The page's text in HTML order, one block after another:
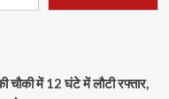
में 12 घंटे में लौटी रफ्तार,